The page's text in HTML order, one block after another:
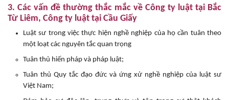
3. Các vấn đề thường thắc mắc về Công ty luật tại Bắc
Từ Liêm, Công ty luật tại Cầu Giấy
Luật sư trong việc thực hiện nghề nghiệp của họ cần tuân theo
một loạt các nguyên tắc quan trọng
Tuân thủ hiến pháp và pháp luật;
Tuân thủ Quy tắc đạo đức và ứng xử nghề nghiệp của luật sư
Việt Nam;